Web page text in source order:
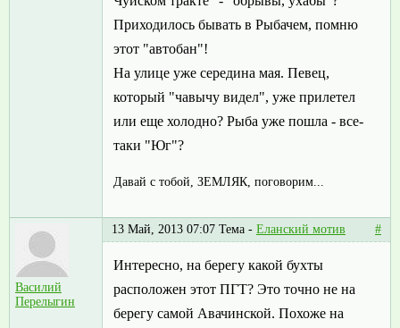
Приходилось бывать в Рыбачем, помню
этот "автобан"!
На улице уже середина мая. Певец,
который "чавычу видел", уже прилетел
или еще холодно? Рыба уже пошла - все-
таки "Юг"?
Давай с тобой, ЗЕМЛЯК, поговорим...
Василий
Перелыгин
13 Май, 2013 07:07 Тема - Еланский мотив #
Интересно, на берегу какой бухты
расположен этот ПГТ? Это точно не на
берегу самой Авачинской. Похоже на